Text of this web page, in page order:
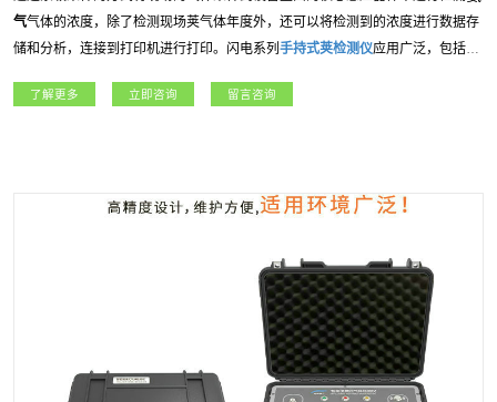
气气体的浓度，除了检测现场荚气体年度外，还可以将检测到的浓度进行数据存
储和分析，连接到打印机进行打印。闪电系列 手持式荚检测仪应用广泛，包括：
业领域。
了解更多 立即咨询 留言咨询